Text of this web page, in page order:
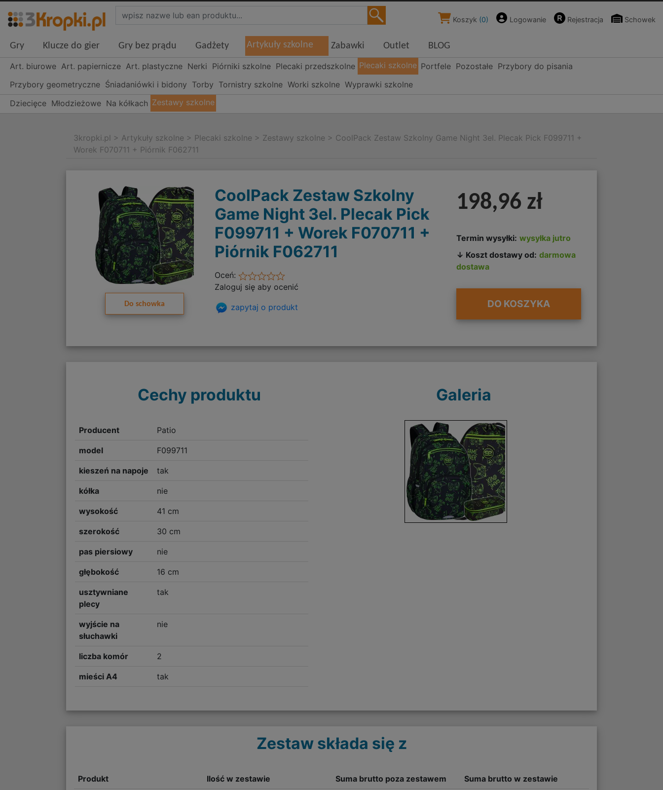
Koszyk (0) Logowanie Rejestracja Schowek
Gry Klucze do gier Gry bez prądu Gadżety Artykuły szkolne Zabawki Outlet BLOG
Art. biurowe Art. papiernicze Art. plastyczne Nerki Piórniki szkolne Plecaki przedszkolne Plecaki szkolne Portfele Pozostałe Przybory do pisania
Przybory geometryczne Śniadaniówki i bidony Torby Tornistry szkolne Worki szkolne Wyprawki szkolne
Dziecięce Młodzieżowe Na kółkach Zestawy szkolne
3kropki.pl > Artykuły szkolne > Plecaki szkolne > Zestawy szkolne > CoolPack Zestaw Szkolny Game Night 3el. Plecak Pick F099711 +
Worek F070711 + Piórnik F062711
Do schowka
CoolPack Zestaw Szkolny
Game Night 3el. Plecak Pick
F099711 + Worek F070711 +
Piórnik F062711
Oceń:
Zaloguj się aby ocenić
zapytaj o produkt
198,96 zł
Termin wysyłki: wysyłka jutro
↓ Koszt dostawy od: darmowa
dostawa
DO KOSZYKA
Cechy produktu
Producent Patio
model F099711
kieszeń na napoje tak
kółka nie
wysokość 41 cm
szerokość 30 cm
pas piersiowy nie
głębokość 16 cm
usztywniane
plecy
tak
wyjście na
słuchawki
nie
liczba komór 2
mieści A4 tak
Galeria
Zestaw składa się z
Produkt Ilość w zestawie Suma brutto poza zestawem Suma brutto w zestawie